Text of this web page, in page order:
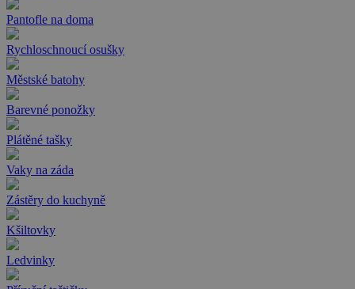
Pantofle na doma
Rychloschnoucí osušky
Městské batohy
Barevné ponožky
Plátěné tašky
Vaky na záda
Zástěry do kuchyně
Kšiltovky
Ledvinky